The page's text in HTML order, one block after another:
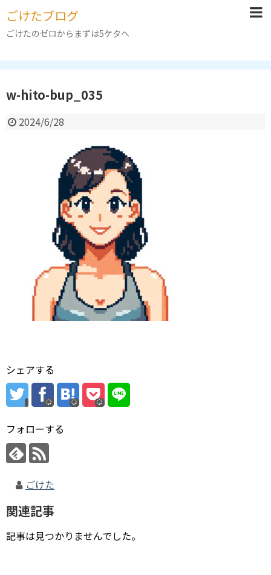
ごけたブログ
ごけたのゼロからまずは5ケタへ
w-hito-bup_035
2024/6/28
シェアする
フォローする
ごけた
関連記事
記事は見つかりませんでした。